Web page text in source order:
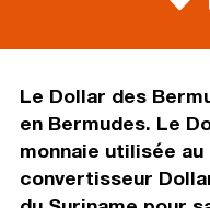
Le Dollar des
en Bermudes. Le
monnaie utilisée
convertisseur